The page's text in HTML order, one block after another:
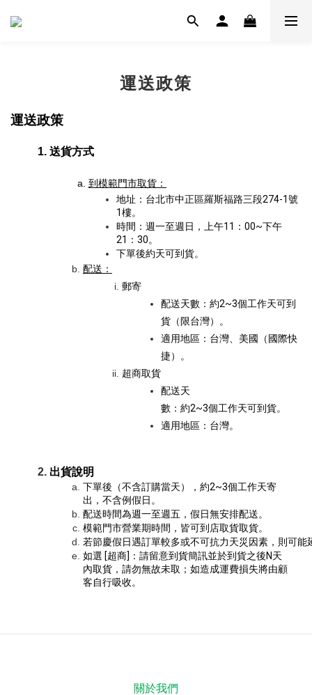
運送政策
運送政策
送貨方式
到模範門市取貨：
地址 ：台北市中正區羅斯福路三段274-1號
1樓。
時間：週一至週日，上午11：00~下午
21：30。
下單後約天可到貨。
配送：
郵寄
配送天數：約2~3個工作天可到
貨（限台灣）。
適用地區：台灣、美國（國際快
捷）。
超商取貨
配送天
數 ：約2~3個工作天可到貨。
適用地區：台灣。
出貨說明
下單後（不含訂購當天），約2~3個工作天寄
出，不含例假日。
配送時間為週一至週五，假日無安排配送。
模範門市營業期時間，皆可到店取貨取貨。
若節慶假日遇訂單較多或不可抗力天災因素，則可能
如選 [超商]：請留意到貨簡訊並於到貨之後N天
內取貨，請勿無故未取；如造成運費損失將由顧
客自行吸收。
關於我們